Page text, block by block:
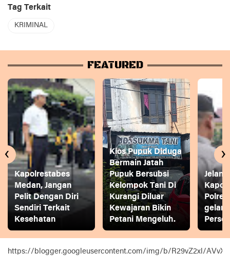
Tag Terkait
KRIMINAL
FEATURED
Kapolrestabes
Medan, Jangan
Pelit Dengan Diri
Sendiri Terkait
Kesehatan
Kios Pupuk Diduga
Bermain Jatah
Pupuk Bersubsi
Kelompok Tani Di
Kurangi Diluar
Kewajaran Bikin
Petani Mengeluh.
gelar
‹ ›
https://blogger.googleusercontent.com/img/b/R29vZ2xl/